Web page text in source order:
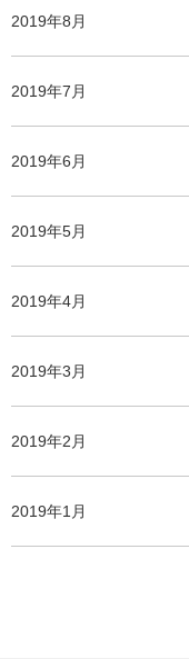
2019年8月
2019年7月
2019年6月
2019年5月
2019年4月
2019年3月
2019年2月
2019年1月